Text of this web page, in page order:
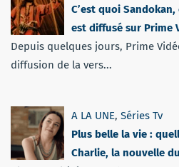
C’est quoi
est diffusé sur Prime
Depuis quelques jours, Prime
diffusion de la vers...
A LA UNE, Séries Tv
Plus belle la vie :
Charlie, la nouvelle